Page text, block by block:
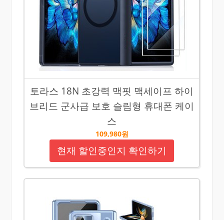
토라스 18N 초강력 맥핏 맥세이프 하이
브리드 군사급 보호 슬림형 휴대폰 케이
스
109,980원
현재 할인중인지 확인하기